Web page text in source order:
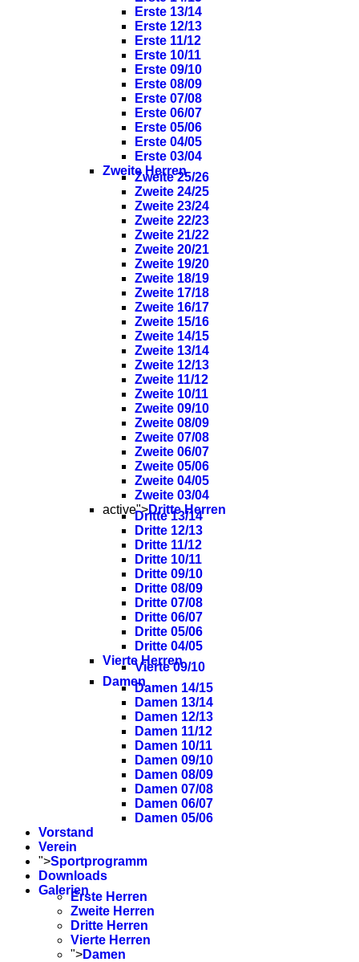
Erste 13/14
Erste 12/13
Erste 11/12
Erste 10/11
Erste 09/10
Erste 08/09
Erste 07/08
Erste 06/07
Erste 05/06
Erste 04/05
Erste 03/04
Zweite Herren
Zweite 25/26
Zweite 24/25
Zweite 23/24
Zweite 22/23
Zweite 21/22
Zweite 20/21
Zweite 19/20
Zweite 18/19
Zweite 17/18
Zweite 16/17
Zweite 15/16
Zweite 14/15
Zweite 13/14
Zweite 12/13
Zweite 11/12
Zweite 10/11
Zweite 09/10
Zweite 08/09
Zweite 07/08
Zweite 06/07
Zweite 05/06
Zweite 04/05
Zweite 03/04
active">Dritte Herren
Dritte 13/14
Dritte 12/13
Dritte 11/12
Dritte 10/11
Dritte 09/10
Dritte 08/09
Dritte 07/08
Dritte 06/07
Dritte 05/06
Dritte 04/05
Vierte Herren
Vierte 09/10
DamenDamen 14/15
Damen 13/14
Damen 12/13
Damen 11/12
Damen 10/11
Damen 09/10
Damen 08/09
Damen 07/08
Damen 06/07
Damen 05/06
Vorstand
Verein
">Sportprogramm
Downloads
GalerienErste Herren
Zweite Herren
Dritte Herren
Vierte Herren
">Damen